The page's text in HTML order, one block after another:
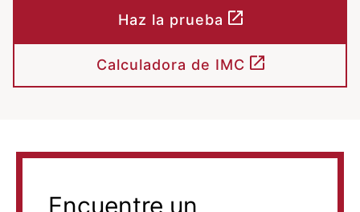
Haz la prueba
Calculadora de IMC
Encuentre un